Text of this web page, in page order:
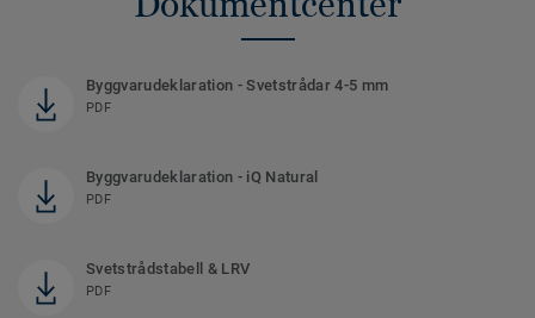
Byggvarudeklaration - Svetstrådar 4-5 mm
PDF
Byggvarudeklaration - iQ Natural
PDF
Svetstrådstabell & LRV
PDF